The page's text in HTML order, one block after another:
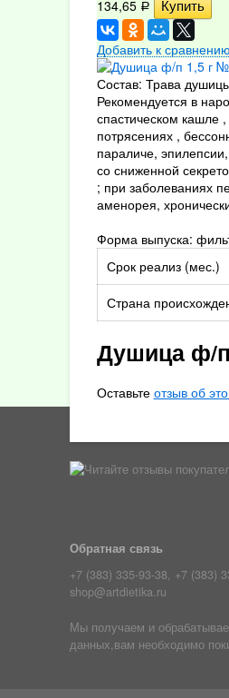
134,65 Р
Добавить к сравнению
Состав: Трава
Рекомендуется в
спастическом кашле
потрясениях ,
параличе,
со сниженной
; при заболеваниях
аменорея,
Форма выпуска:
Срок реализ (мес.)
Страна
Душица ф/
Оставьте отзыв об
Обратная связь
+7 (383) 335-93-38, +7 (383)
shop@artdietika.ru
Мы получаем и
данных,вам необходимо